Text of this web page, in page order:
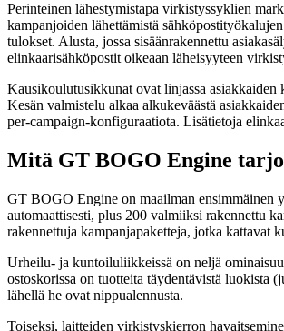
Perinteinen lähestymistapa virkistyssyklien
kampanjoiden lähettämistä
tulokset. Alusta, jossa sisäänrakennettu
elinkaarisähköpostit oikeaan läheisyyteen
Kausikoulutusikkunat ovat linjassa
Kesän valmistelu alkaa alkukeväästä
per-campaign-konfiguraatiota. Lisätietoja
Mitä GT BOGO Engine
GT BOGO Engine on maailman ensimmäinen
automaattisesti, plus 200 valmiiksi rakennettu
rakennettuja kampanjapaketteja, jotka kattavat
Urheilu- ja kuntoiluliikkeissä on neljä
ostoskorissa on tuotteita täydentävistä luokista
lähellä he ovat nippualennusta.
Toiseksi, laitteiden virkistyskierron